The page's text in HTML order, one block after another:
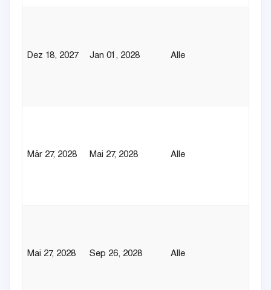
Dez 18, 2027 Jan 01, 2028 Alle
Mär 27, 2028 Mai 27, 2028 Alle
Mai 27, 2028 Sep 26, 2028 Alle